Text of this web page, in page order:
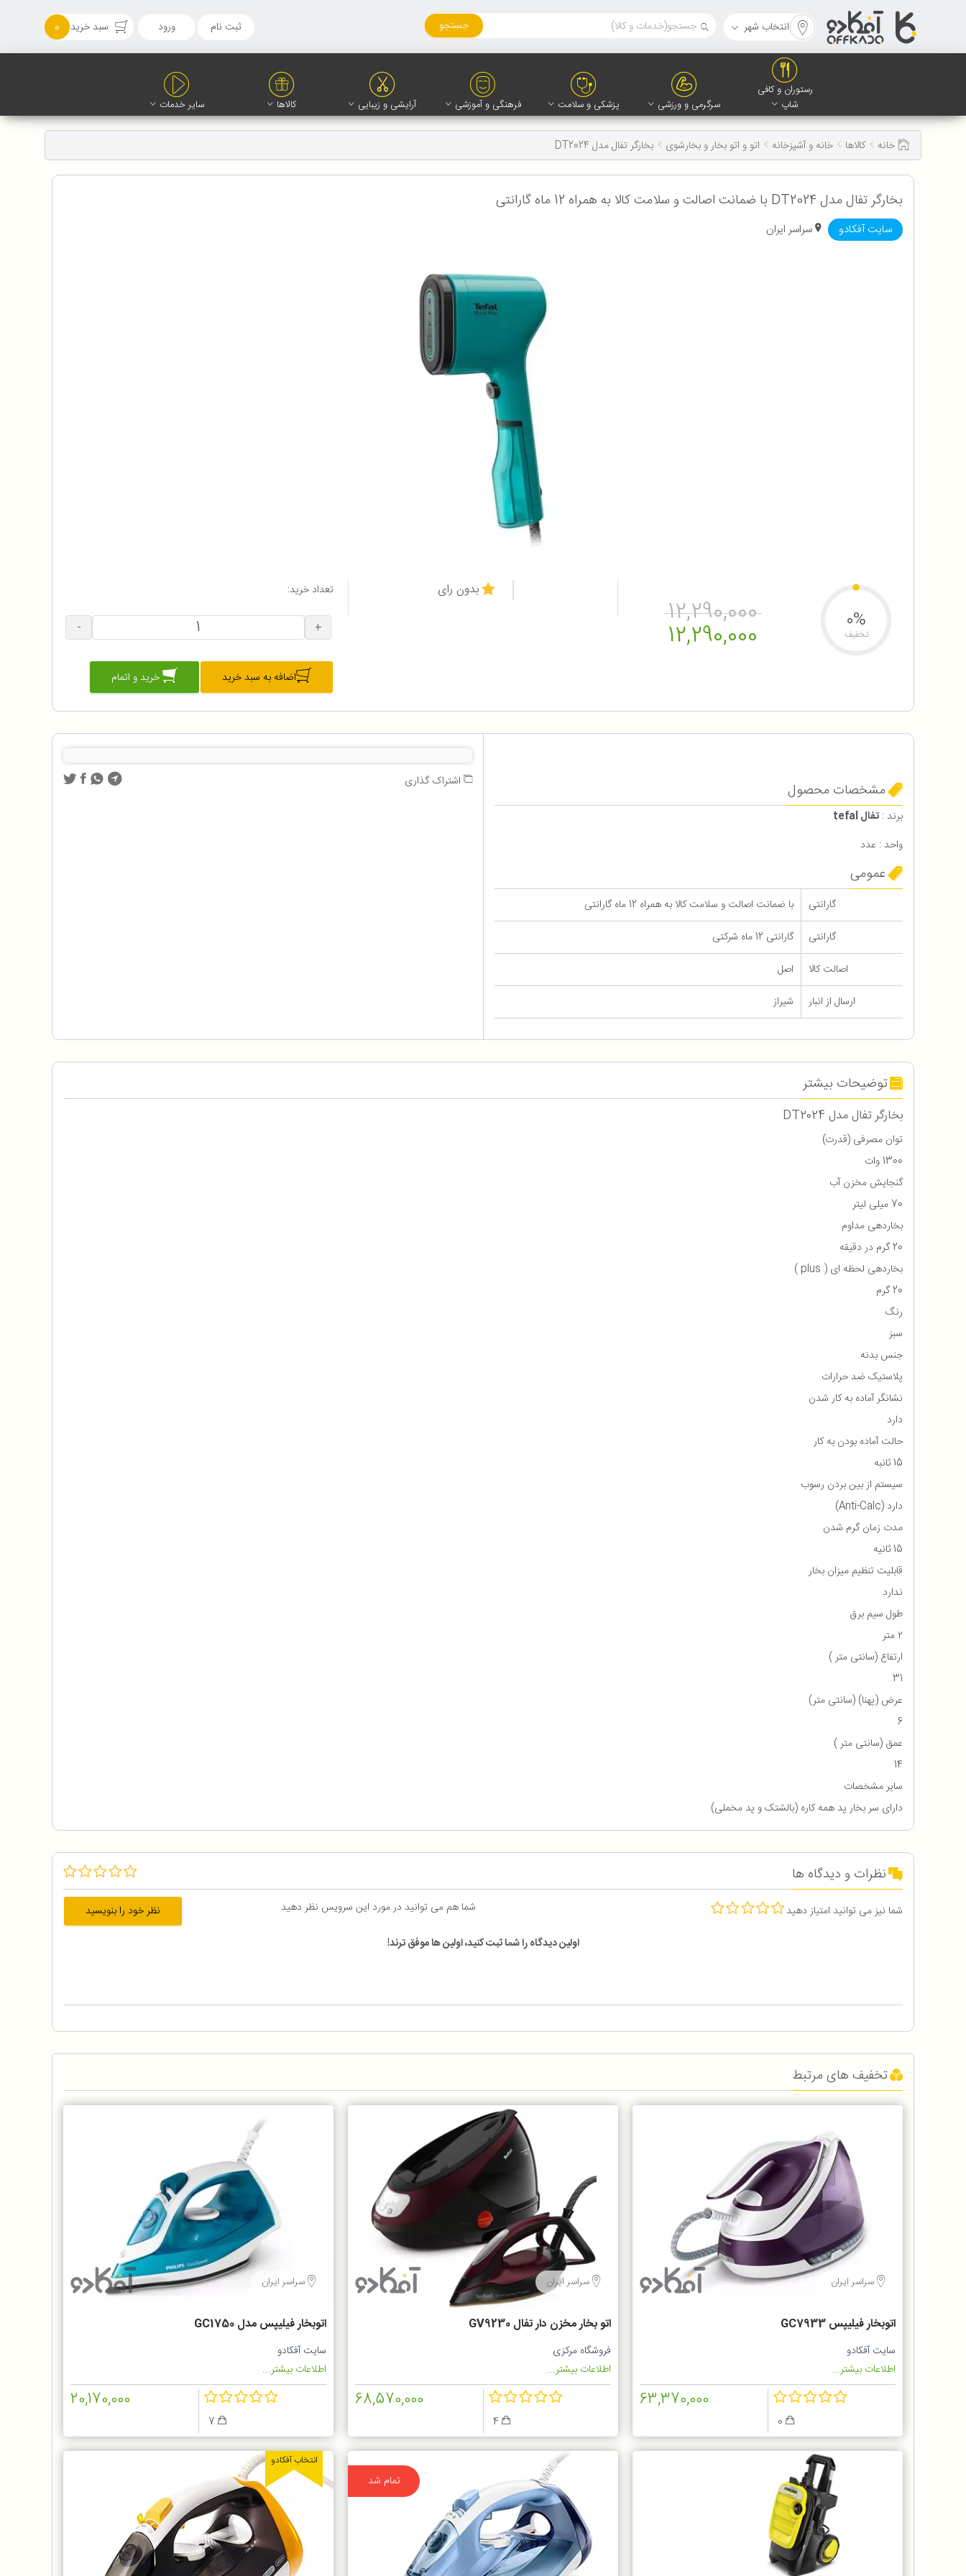
انتخاب شهر جستجو ثبت نام ورود سبد خرید 0
رستوران و کافی
شاپ
سرگرمی و ورزشی پزشکی و سلامت فرهنگی و آموزشی آرایشی و زیبایی کالاها سایر خدمات
خانه کالاها خانه و آشپزخانه اتو و اتو بخار و بخارشوی بخارگر تفال مدل DT2024
بخارگر تفال مدل DT2024 با ضمانت اصالت و سلامت کالا به همراه 12 ماه گارانتی
سایت آفکادو سراسر ایران
12,290,000
12,290,000 0%
تخفیف
بدون رای تعداد خرید:
+
-
اضافه به سبد خرید خرید و اتمام
مشخصات محصول
برند : تفال tefal
واحد : عدد
عمومی
گارانتی
با ضمانت اصالت و سلامت کالا به همراه 12 ماه گارانتی
گارانتی
گارانتی 12 ماه شرکتی
اصالت کالا
اصل
ارسال از انبار
شیراز
اشتراک گذاری
توضیحات بیشتر
بخارگر تفال مدل DT2024
توان مصرفی (قدرت)
1300 وات
گنجایش مخزن آب
70 میلی لیتر
بخاردهی مداوم
20 گرم در دقیقه
بخاردهی لحظه ای ( plus )
20 گرم
رنگ
سبز
جنس بدنه
پلاستیک ضد حرارات
نشانگر آماده به کار شدن
دارد
حالت آماده بودن به کار
15 ثانبه
سیستم از بین بردن رسوب
دارد (Anti-Calc)
مدت زمان گرم شدن
15 ثانیه
قابلیت تنظیم میزان بخار
ندارد
طول سیم برق
۲ متر
ارتفاع (سانتی متر )
31
عرض (پهنا) (سانتی متر)
6
عمق (سانتی متر )
14
سایر مشخصات
دارای سر بخار پد همه کاره (بالشتک و پد مخملی)
نظرات و دیدگاه ها
شما نیز می توانید امتیاز دهید شما هم می توانید در مورد این سرویس نظر دهید
نظر خود را بنویسید
اولین دیدگاه را شما ثبت کنید، اولین ها موفق ترند!
تخفیف های مرتبط
سراسر ایران
اتوبخار فیلیپس GC7933
سایت آفکادو
اطلاعات بیشتر...
63,370,000
سراسر ایران
اتو بخار مخزن دار تفال GV9230
فروشگاه مرکزی
اطلاعات بیشتر...
68,570,000
سراسر ایران
اتوبخار فیلیپس مدل GC1750
سایت آفکادو
اطلاعات بیشتر...
20,170,000
تمام شد
انتخاب آفکادو